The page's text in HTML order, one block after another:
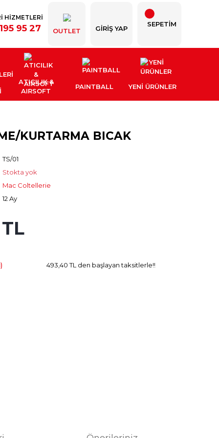
HİZMETLERİ
95 27 OUTLET GIRIŞ YAP
SEPETİM
ATICILIK &
AIRSOFT
PAINTBALL YENI ÜRÜNLER
KURTARMA BICAK
TS/01
Stokta yok
Mac Coltellerie
12 Ay
493,40 TL den başlayan taksitlerle!!